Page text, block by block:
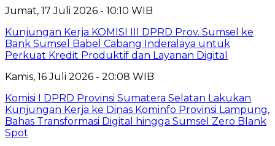
Jumat, 17 Juli 2026 - 10:10 WIB
Kunjungan Kerja KOMISI III DPRD Prov. Sumsel ke
Bank Sumsel Babel Cabang Inderalaya untuk
Perkuat Kredit Produktif dan Layanan Digital
Kamis, 16 Juli 2026 - 20:08 WIB
Komisi I DPRD Provinsi Sumatera Selatan Lakukan
Kunjungan Kerja ke Dinas Kominfo Provinsi Lampung,
Bahas Transformasi Digital hingga Sumsel Zero Blank
Spot